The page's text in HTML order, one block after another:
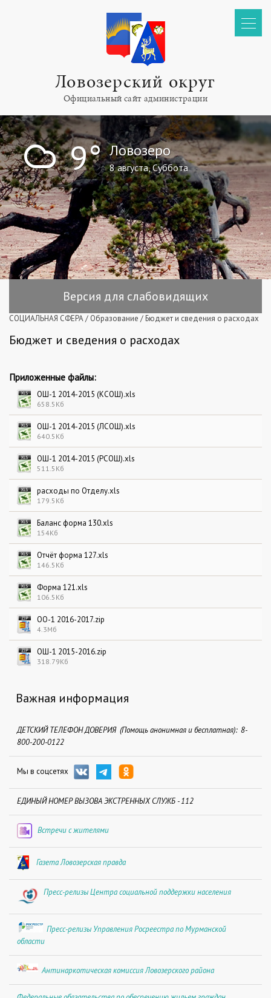
Ловозерский округ
Официальный сайт администрации
! 9° Ловозеро
8 августа, Суббота
Версия для слабовидящих
СОЦИАЛЬНАЯ СФЕРА/ Образование / Бюджет и сведения о расходах
Бюджет и сведения о расходах
Приложенные файлы:
ОШ-1 2014-2015 (КСОШ).xls
658.5Кб
ОШ-1 2014-2015 (ЛСОШ).xls
640.5Кб
ОШ-1 2014-2015 (РСОШ).xls
511.5Кб
расходы по Отделу.xls
179.5Кб
Баланс форма 130.xls
154Кб
Отчёт форма 127.xls
146.5Кб
Форма 121.xls
106.5Кб
ОО-1 2016-2017.zip
4.3Мб
ОШ-1 2015-2016.zip
318.79Кб
Важная информация
ДЕТСКИЙ ТЕЛЕФОН ДОВЕРИЯ (Помощь анонимная и бесплатная): 8-
800-200-0122
Мы в соцсетях
ЕДИНЫЙ НОМЕР ВЫЗОВА ЭКСТРЕННЫХ СЛУЖБ - 112
Встречи с жителями
Газета Ловозерская правда
Пресс-релизы Центра социальной поддержки населения
Пресс-релизы Управления Росреестра по Мурманской
области
Антинаркотическая комиссия Ловозерского района